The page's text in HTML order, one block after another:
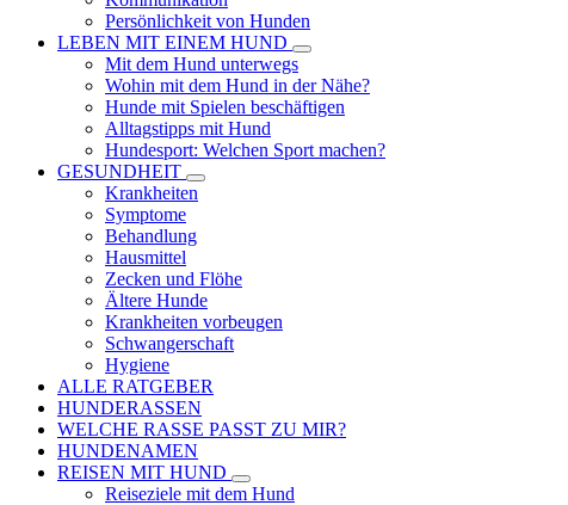
Persönlichkeit von Hunden
LEBEN MIT EINEM HUND
Mit dem Hund unterwegs
Wohin mit dem Hund in der Nähe?
Hunde mit Spielen beschäftigen
Alltagstipps mit Hund
Hundesport: Welchen Sport machen?
GESUNDHEIT
Krankheiten
Symptome
Behandlung
Hausmittel
Zecken und Flöhe
Ältere Hunde
Krankheiten vorbeugen
Schwangerschaft
Hygiene
ALLE RATGEBER
HUNDERASSEN
WELCHE RASSE PASST ZU MIR?
HUNDENAMEN
REISEN MIT HUND
Reiseziele mit dem Hund